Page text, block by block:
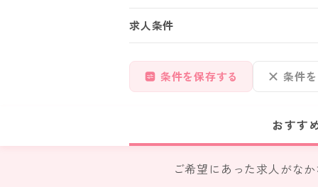
求人条件
条件を保存する 条件
おすす
ご希望にあった求人がな